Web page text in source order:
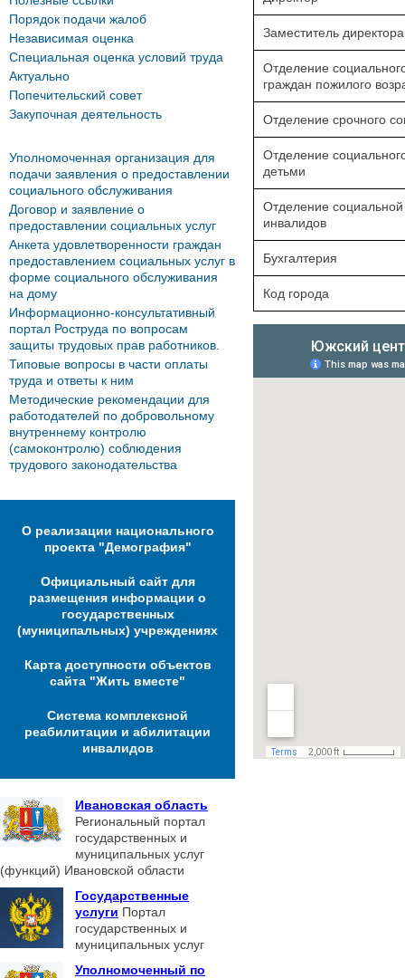
Заместитель директора
Отделение
граждан пожилого
Отделение срочного
Отделение
детьми
Отделение
инвалидов
Бухгалтерия
Код города
Порядок подачи жалоб
Независимая оценка
Специальная оценка условий труда
Актуально
Попечительский совет
Закупочная деятельность
Уполномоченная организация для
подачи заявления о предоставлении
социального обслуживания
Договор и заявление о
предоставлении социальных услуг
Анкета удовлетворенности граждан
предоставлением социальных услуг в
форме социального обслуживания
на дому
Информационно-консультативный
портал Роструда по вопросам
защиты трудовых прав работников.
Типовые вопросы в части оплаты
труда и ответы к ним
Методические рекомендации для
работодателей по добровольному
внутреннему контролю
(самоконтролю) соблюдения
трудового законодательства
О реализации национального
проекта "Демография"
Официальный сайт для
размещения информации о
государственных
(муниципальных) учреждениях
Карта доступности объектов
сайта "Жить вместе"
Система комплексной
реабилитации и абилитации
инвалидов
Ивановская область
Региональный портал
государственных и
муниципальных услуг
(функций) Ивановской области
Государственные
услуги Портал
государственных и
муниципальных услуг
Уполномоченный по